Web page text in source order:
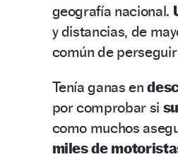
geografía nacional.
y distancias, de
común de
Tenía ganas en
por comprobar si
como muchos
miles de